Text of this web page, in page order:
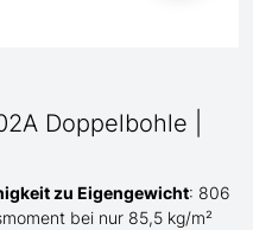
Doppelbohle |
zu Eigengewicht: 806
bei nur 85,5 kg/m²